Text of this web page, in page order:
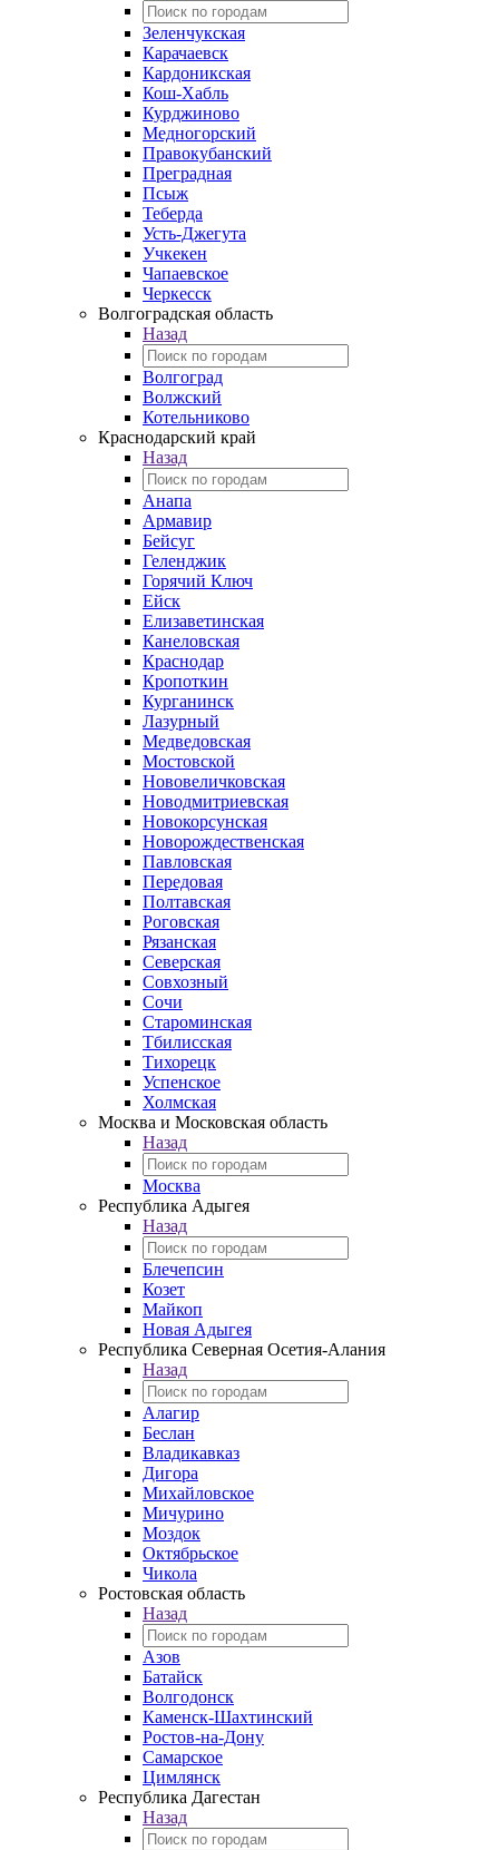
Зеленчукская
Карачаевск
Кардоникская
Кош-Хабль
Курджиново
Медногорский
Правокубанский
Преградная
Псыж
Теберда
Усть-Джегута
Учкекен
Чапаевское
Черкесск
Волгоградская область
Назад
Волгоград
Волжский
Котельниково
Краснодарский край
Назад
Анапа
Армавир
Бейсуг
Геленджик
Горячий Ключ
Ейск
Елизаветинская
Канеловская
Краснодар
Кропоткин
Курганинск
Лазурный
Медведовская
Мостовской
Нововеличковская
Новодмитриевская
Новокорсунская
Новорождественская
Павловская
Передовая
Полтавская
Роговская
Рязанская
Северская
Совхозный
Сочи
Староминская
Тбилисская
Тихорецк
Успенское
Холмская
Москва и Московская область
Назад
Москва
Республика Адыгея
Назад
Блечепсин
Козет
Майкоп
Новая Адыгея
Республика Северная Осетия-Алания
Назад
Алагир
Беслан
Владикавказ
Дигора
Михайловское
Мичурино
Моздок
Октябрьское
Чикола
Ростовская область
Назад
Азов
Батайск
Волгодонск
Каменск-Шахтинский
Ростов-на-Дону
Самарское
Цимлянск
Республика Дагестан
Назад